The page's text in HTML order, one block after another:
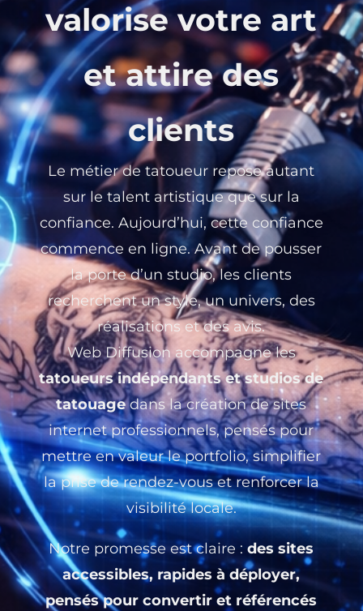
valorise votre art
et attire des
clients
Le métier de tatoueur repose autant
sur le talent artistique que sur la
confiance. Aujourd’hui, cette confiance
commence en ligne. Avant de pousser
la porte d’un studio, les clients
recherchent un style, un univers, des
réalisations et des avis.
Web Diffusion accompagne les
tatoueurs indépendants et studios de
tatouagedans la création de sites
internet professionnels, pensés pour
mettre en valeur le portfolio, simplifier
la prise de rendez-vous et renforcer la
visibilité locale.
Notre promesse est claire :des sites
accessibles, rapides à déployer,
pensés pour convertir et référencés